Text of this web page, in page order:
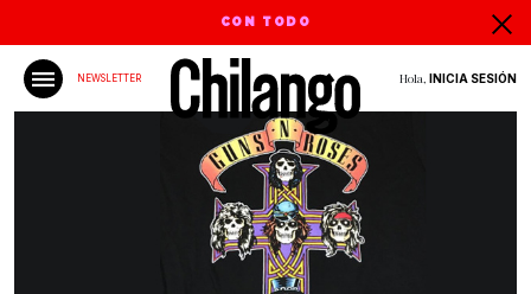
CON TODO
NEWSLETTER Hola, INICIA SESIÓN